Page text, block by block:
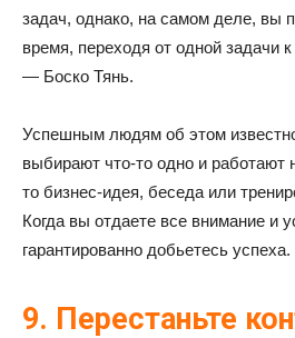
задач, однако, на самом деле, вы
время, переходя от одной задачи к
— Боско Тянь.
Успешным людям об этом
выбирают что-то одно и работают
то бизнес-идея, беседа или
Когда вы отдаете все внимание и
гарантированно добьетесь успеха.
9. Перестаньте